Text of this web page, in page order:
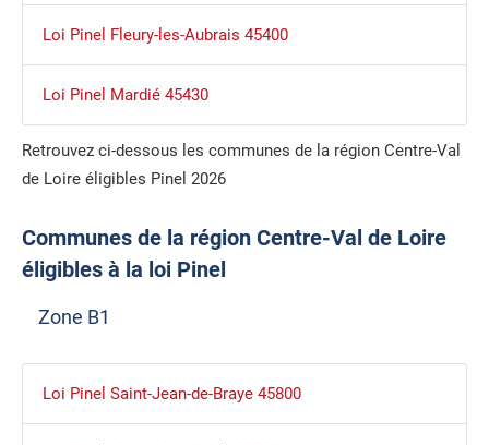
Loi Pinel Fleury-les-Aubrais 45400
Loi Pinel Mardié 45430
Retrouvez ci-dessous les communes de la région Centre-Val
de Loire éligibles Pinel 2026
Communes de la région Centre-Val de Loire
éligibles à la loi Pinel
Zone B1
Loi Pinel Saint-Jean-de-Braye 45800